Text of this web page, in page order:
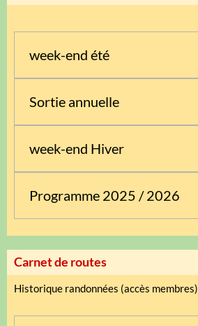
week-end été
Sortie annuelle
week-end Hiver
Programme 2025 / 2026
Carnet de routes
Historique randonnées (accès membres)